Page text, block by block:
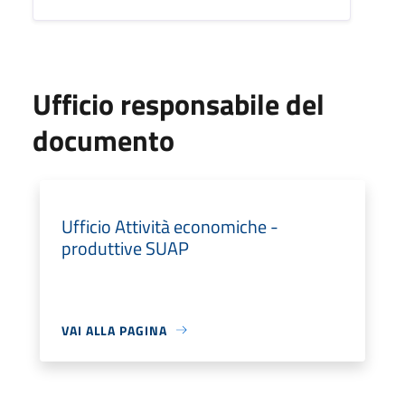
Ufficio responsabile del
documento
Ufficio Attività economiche -
produttive SUAP
VAI ALLA PAGINA